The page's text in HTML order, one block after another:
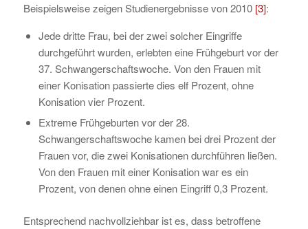
Beispielsweise zeigen Studienergebnisse von 2010 [3]:
Jede dritte Frau, bei der zwei solcher Eingriffe
durchgeführt wurden, erlebten eine Frühgeburt vor der
37. Schwangerschaftswoche. Von den Frauen mit
einer Konisation passierte dies elf Prozent, ohne
Konisation vier Prozent.
Extreme Frühgeburten vor der 28.
Schwangerschaftswoche kamen bei drei Prozent der
Frauen vor, die zwei Konisationen durchführen ließen.
Von den Frauen mit einer Konisation war es ein
Prozent, von denen ohne einen Eingriff 0,3 Prozent.
Entsprechend nachvollziehbar ist es, dass betroffene